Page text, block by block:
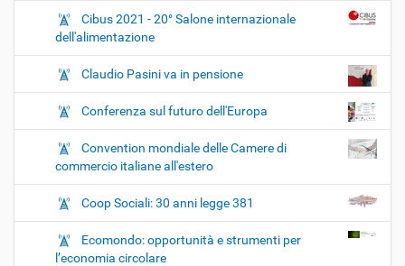
Cibus 2021 - 20° Salone internazionale
dell'alimentazione
Claudio Pasini va in pensione
Conferenza sul futuro dell'Europa
Convention mondiale delle Camere di
commercio italiane all'estero
Coop Sociali: 30 anni legge 381
Ecomondo: opportunità e strumenti per
l’economia circolare